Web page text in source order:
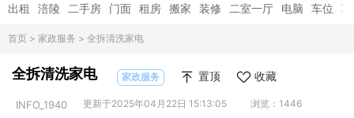
出租 涪陵 二手房 门面 租房 搬家 装修 二室一厅 电脑 车位
首页 > 家政服务 > 全拆清洗家电
全拆清洗家电 家政服务 置顶 收藏
INFO_1940 更新于2025年04月22日 15:13:05 浏览：1446